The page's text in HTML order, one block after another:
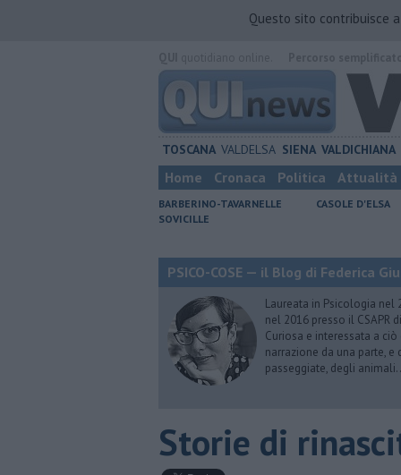
Questo sito contribuisce
TOSCANA VALDELSA SIENA VALDICHIANA
Home Cronaca Politica Attualità
BARBERINO-TAVARNELLE CASOLE D'ELSA
SOVICILLE
PSICO-COSE — il Blog di Federica
Laureata in Psicologia nel
nel 2016 presso il CSAPR
Curiosa e interessata a
narrazione da una parte,
passeggiate, degli
​Storie di